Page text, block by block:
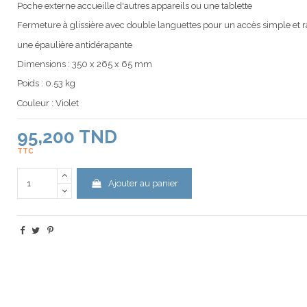
Poche externe accueille d'autres appareils ou une tablette
Fermeture à glissière avec double languettes pour un accès simple et
une épaulière antidérapante
Dimensions : 350 x 265 x 65 mm
Poids : 0.53 kg
Couleur : Violet
95,200 TND
TTC
Ajouter au panier